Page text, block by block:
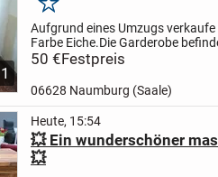
1
Merken
Aufgrund eines Umzugs
Farbe Eiche.Die Garderobe
Zustand.Mase; B;1m H;1,86 cm
50 €Festpreis
06628 Naumburg (Saale)
Heute, 15:54
💥 Ein wunderschöner
💥